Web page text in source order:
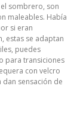
sombrero, son
maleables. Había
si eran
estas se adaptan
puedes
para transiciones
con velcro
dan sensación de